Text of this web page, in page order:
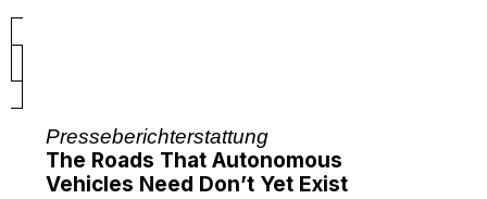
Presseberichterstattung
The Roads That Autonomous
Vehicles Need Don’t Yet Exist